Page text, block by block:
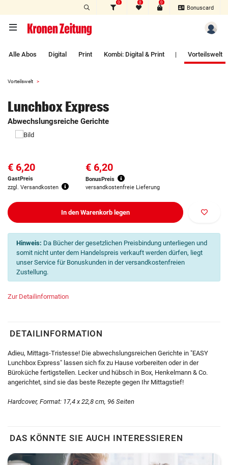
0 0 0
Bonuscard
Alle Abos Digital Print Kombi: Digital & Print | Vorteilswelt
Vorteilswelt
Lunchbox Express
Abwechslungsreiche Gerichte
€ 6,20
GastPreis
zzgl. Versandkosten
€ 6,20
BonusPreis
versandkostenfreie Lieferung
In den Warenkorb legen
Hinweis: Da Bücher der gesetzlichen Preisbindung unterliegen und
somit nicht unter dem Handelspreis verkauft werden dürfen, liegt
unser Service für Bonuskunden in der versandkostenfreien
Zustellung.
Zur Detailinformation
DETAILINFORMATION
Adieu, Mittags-Tristesse! Die abwechslungsreichen Gerichte in "EASY
Lunchbox Express" lassen sich fix zu Hause vorbereiten oder in der
Büroküche fertigstellen. Lecker und hübsch in Box, Henkelmann & Co.
angerichtet, sind sie das beste Rezepte gegen Ihr Mittagstief!
Hardcover, Format: 17,4 x 22,8 cm, 96 Seiten
DAS KÖNNTE SIE AUCH INTERESSIEREN